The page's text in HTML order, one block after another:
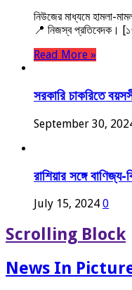
নিউজের মাধ্যমে হামলা-
📍 নিজস্ব প্রতিবেদক।
Read More »
সরকারি চাকরিতে
September 30,
রাশিয়ার সঙ্গে
July 15, 2024 0
Scrolling Block
News In